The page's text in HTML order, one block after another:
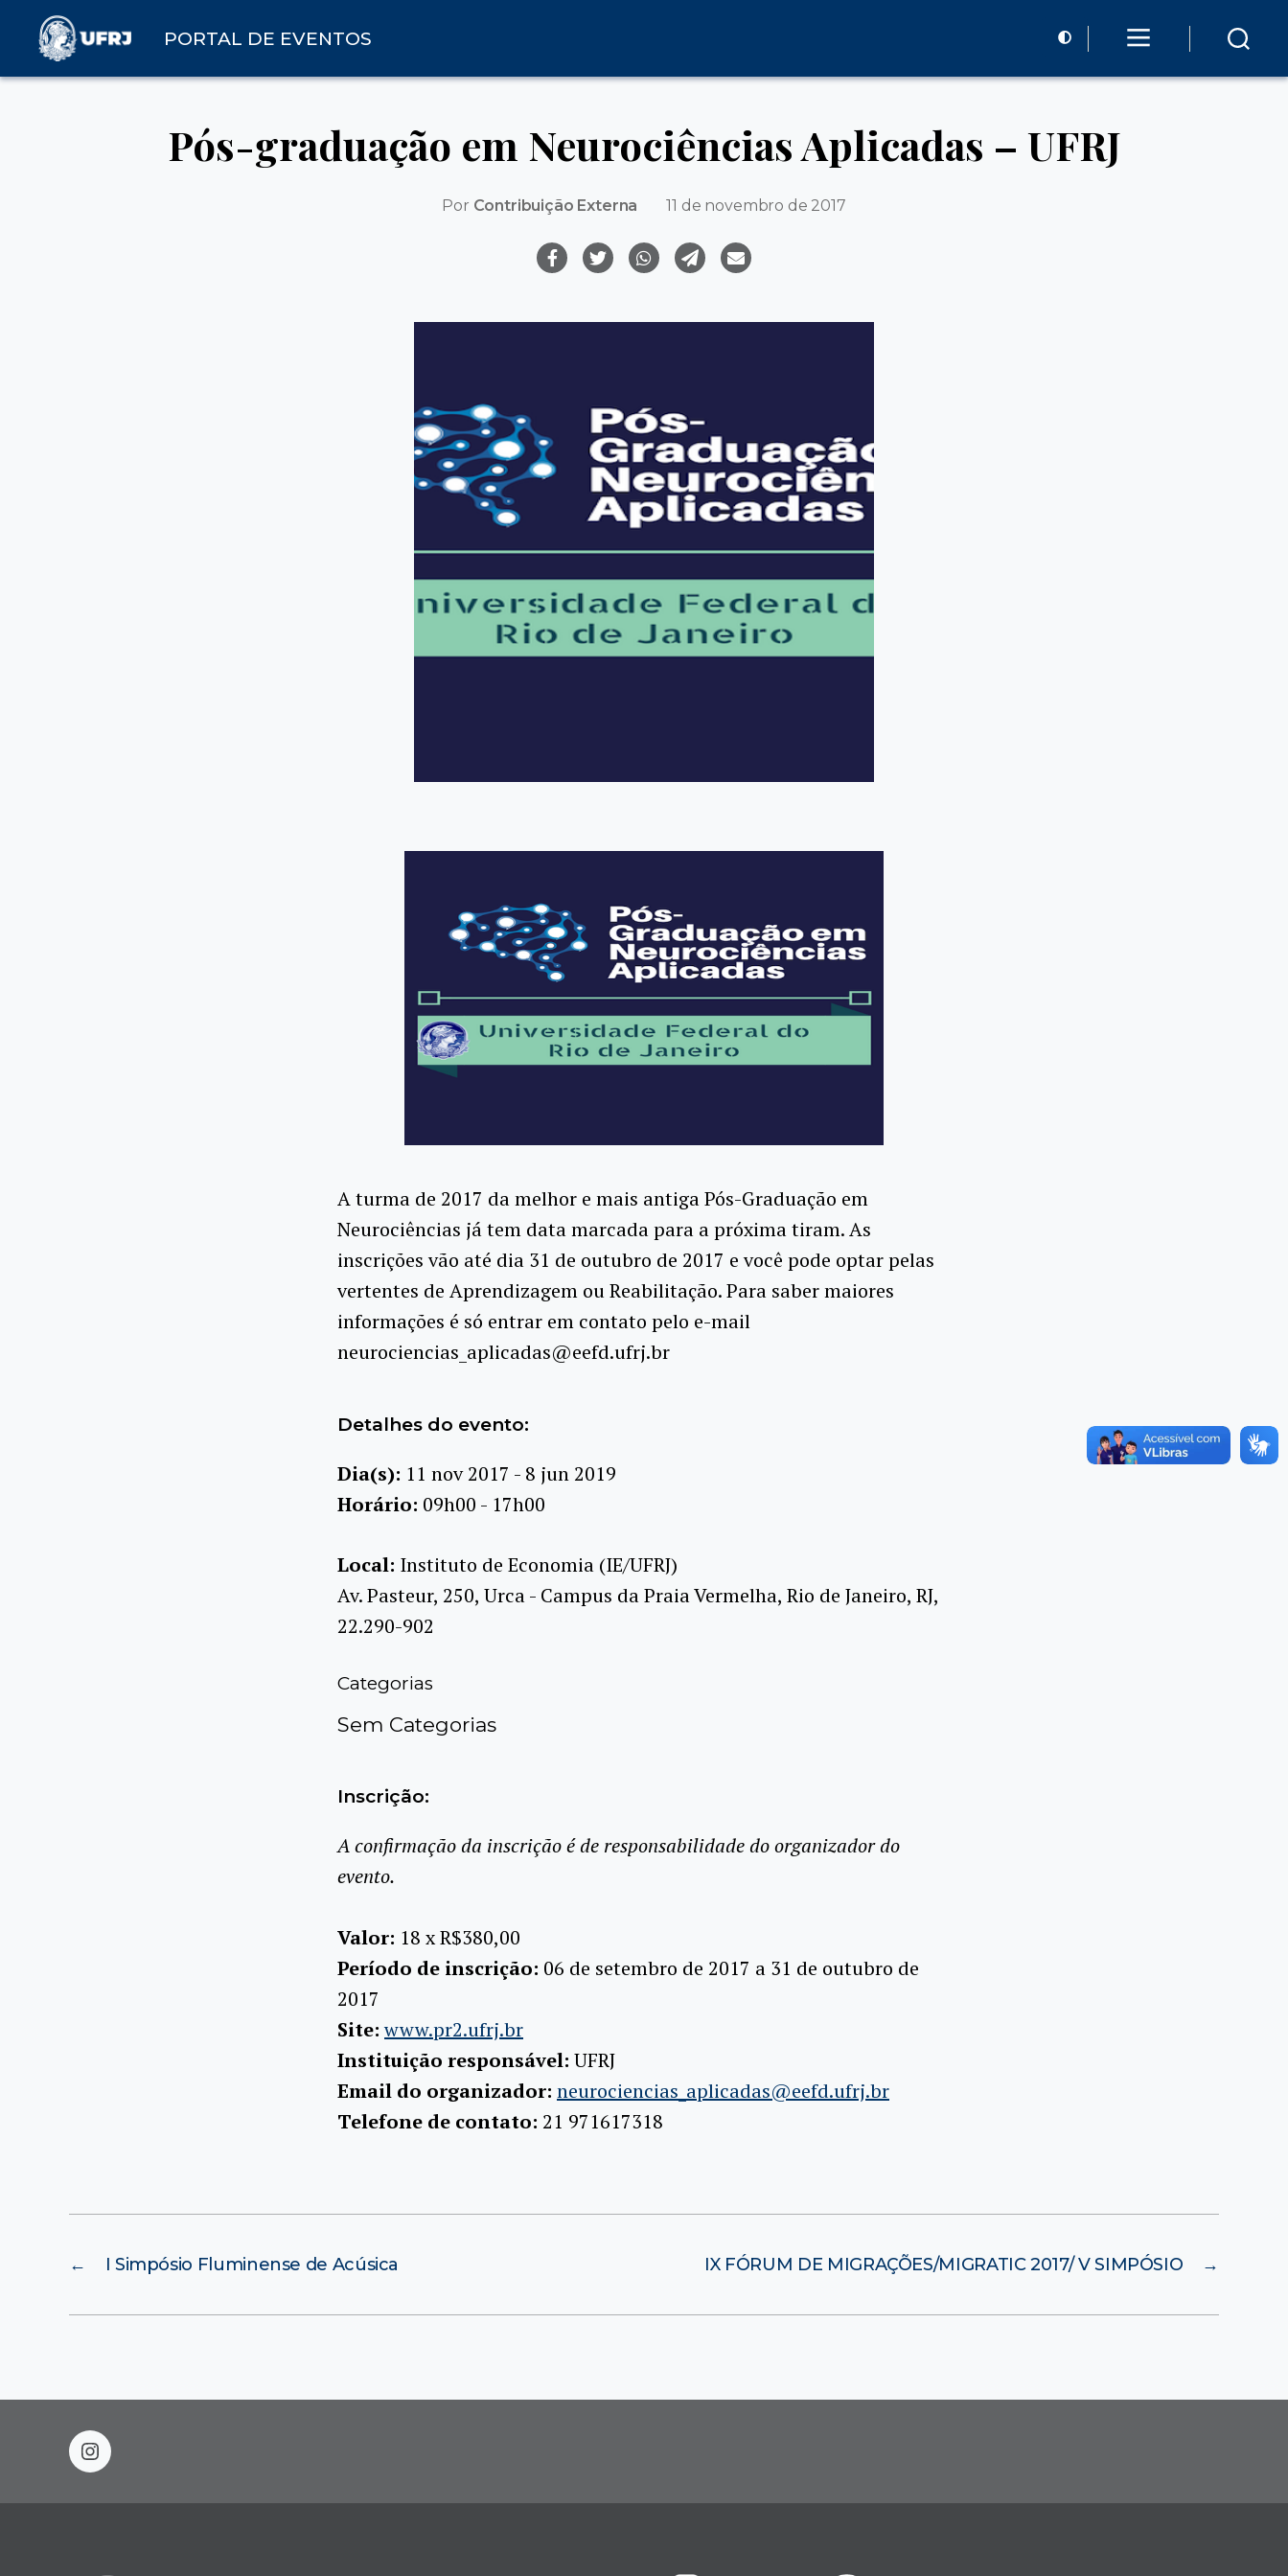
PORTAL DE EVENTOS
Pós-graduação em Neurociências Aplicadas – UFRJ
Por Contribuição Externa 11 de novembro de 2017
A turma de 2017 da melhor e mais antiga Pós-Graduação em
Neurociências já tem data marcada para a próxima tiram. As
inscrições vão até dia 31 de outubro de 2017 e você pode optar pelas
vertentes de Aprendizagem ou Reabilitação. Para saber maiores
informações é só entrar em contato pelo e-mail
neurociencias_aplicadas@eefd.ufrj.br
Detalhes do evento:
Dia(s): 11 nov 2017 - 8 jun 2019
Horário: 09h00 - 17h00
Local: Instituto de Economia (IE/UFRJ)
Av. Pasteur, 250, Urca - Campus da Praia Vermelha, Rio de Janeiro, RJ,
22.290-902
Categorias
Sem Categorias
Inscrição:
A confirmação da inscrição é de responsabilidade do organizador do
evento.
Valor: 18 x R$380,00
Período de inscrição: 06 de setembro de 2017 a 31 de outubro de
2017
Site:www.pr2.ufrj.br
Instituição responsável: UFRJ
Email do organizador: neurociencias_aplicadas@eefd.ufrj.br
Telefone de contato: 21 971617318
← I Simpósio Fluminense de Acúsica →
IX FÓRUM DE MIGRAÇÕES/MIGRATIC 2017/ V SIMPÓSIO
instagram